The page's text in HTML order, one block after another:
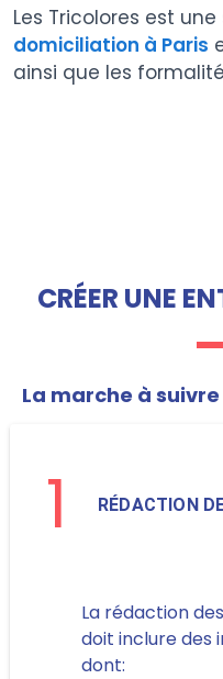
Les Tricolores est
domiciliation à Paris
ainsi que les
CRÉER UNE
La marche à suivre
1 RÉDACTION
La rédaction
doit inclure des
dont: